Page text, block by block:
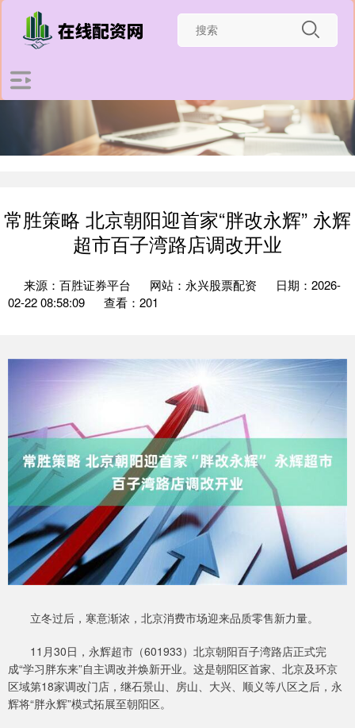
常胜策略 北京朝阳迎首家“胖改永辉” 永辉
超市百子湾路店调改开业
来源：百胜证券平台 网站：永兴股票配资
日期：2026-
02-22 08:58:09
查看：201
立冬过后，寒意渐浓，北京消费市场迎来品质零售新力量。
11月30日，永辉超市（601933）北京朝阳百子湾路店正式完
成“学习胖东来”自主调改并焕新开业。这是朝阳区首家、北京及环京
区域第18家调改门店，继石景山、房山、大兴、顺义等八区之后，永
辉将“胖永辉”模式拓展至朝阳区。